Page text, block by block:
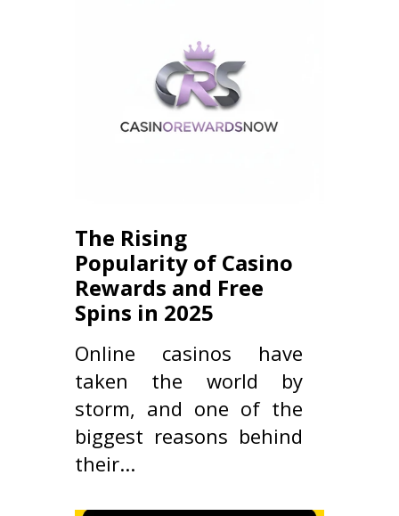
The Rising
Popularity of Casino
Rewards and Free
Spins in 2025
Online casinos have
taken the world by
storm, and one of the
biggest reasons behind
their...